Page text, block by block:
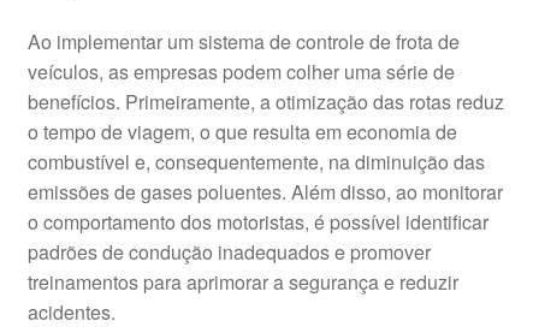
Ao implementar um sistema de controle de frota de
veículos, as empresas podem colher uma série de
benefícios. Primeiramente, a otimização das rotas reduz
o tempo de viagem, o que resulta em economia de
combustível e, consequentemente, na diminuição das
emissões de gases poluentes. Além disso, ao monitorar
o comportamento dos motoristas, é possível identificar
padrões de condução inadequados e promover
treinamentos para aprimorar a segurança e reduzir
acidentes.